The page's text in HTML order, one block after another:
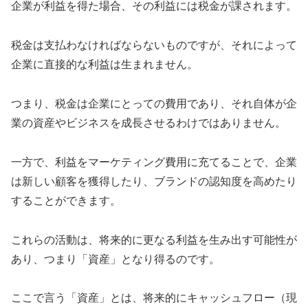
企業が利益を得た場合、その利益には税金が課されます。
税金は支払わなければならないものですが、それによって
企業に直接的な利益は生まれません。
つまり、税金は企業にとっての費用であり、それ自体が企
業の資産やビジネスを成長させるわけではありません。
一方で、利益をマーケティング費用に充てることで、企業
は新しい顧客を獲得したり、ブランドの認知度を高めたり
することができます。
これらの活動は、将来的に更なる利益を生み出す可能性が
あり、つまり「資産」となり得るのです。
ここで言う「資産」とは、将来的にキャッシュフロー（現